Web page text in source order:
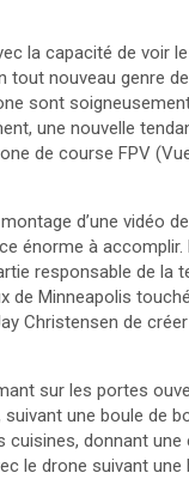
la capacité de voir
tout nouveau genre
sont
une nouvelle
de course FPV
montage d’une
énorme à
responsable de la
Minneapolis
Christensen de
sur les portes
une boule de
donnant
le drone suivant